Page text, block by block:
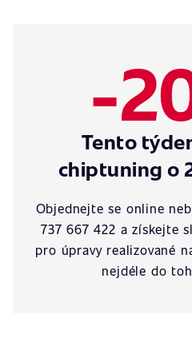
-
Tento
chiptuning o
Objednejte se online
737 667 422 a získejte
pro úpravy realizované
nejdéle do